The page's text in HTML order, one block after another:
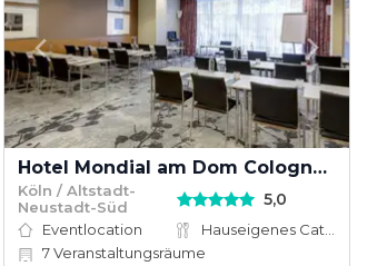
Hotel Mondial am Dom Cologne - MGallery
Köln / Altstadt-
Neustadt-Süd
5,0
Eventlocation
7Veranstaltungsräume